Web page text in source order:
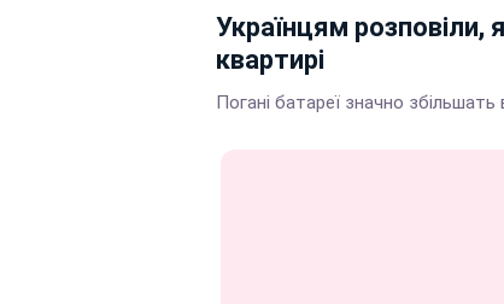
Українцям розповіли,
квартирі
Погані батареї значно